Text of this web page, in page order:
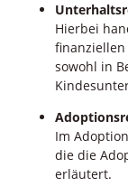
Hierbei
sowohl in
Im
die die
erläutert.